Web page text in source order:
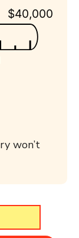
$40,000
won’t